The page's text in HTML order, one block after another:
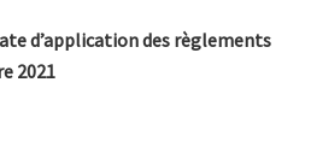
d’application des règlements
2021